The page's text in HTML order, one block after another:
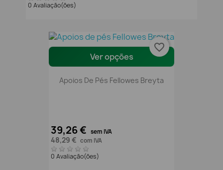
0 Avaliação(ões)
Ver opções
Apoios De Pés Fellowes Breyta
39,26 € sem IVA
48,29 € com IVA
0 Avaliação(ões)
favorite_border